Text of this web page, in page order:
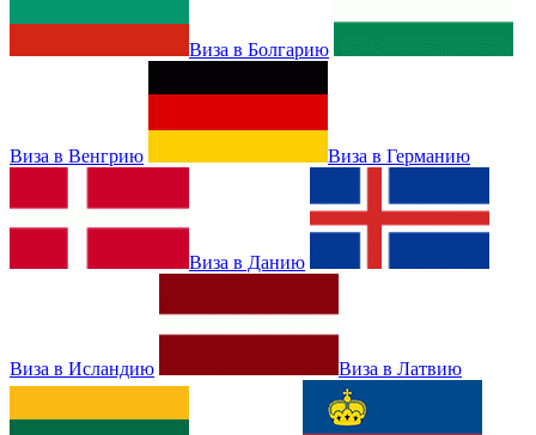
Виза в Болгарию
Виза в Венгрию Виза в Германию
Виза в Данию
Виза в Исландию Виза в Латвию